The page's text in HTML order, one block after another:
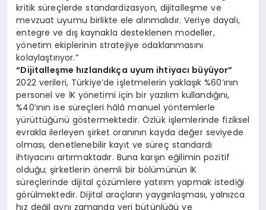
kritik süreçlerde standardizasyon, dijitalleşme ve
mevzuat uyumu birlikte ele alınmalıdır. Veriye dayalı,
entegre ve dış kaynakla desteklenen modeller,
yönetim ekiplerinin stratejiye odaklanmasını
kolaylaştırıyor.”
“Dijitalleşme hızlandıkça uyum ihtiyacı büyüyor”
2022 verileri, Türkiye’de işletmelerin yaklaşık %60’ının
personel ve İK yönetimi için bir yazılım kullandığını,
%40’ının ise süreçleri hâlâ manuel yöntemlerle
yürüttüğünü göstermektedir. Özlük işlemlerinde fiziksel
evrakla ilerleyen şirket oranının kayda değer seviyede
olması, denetlenebilir kayıt ve süreç standardı
ihtiyacını artırmaktadır. Buna karşın eğilimin pozitif
olduğu; şirketlerin önemli bir bölümünün İK
süreçlerinde dijital çözümlere yatırım yapmak istediği
görülmektedir. Dijital araçların yaygınlaşması, yalnızca
hız değil aynı zamanda veri bütünlüğü ve